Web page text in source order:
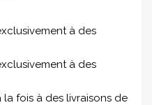
à des
à des
fois à des livraisons de